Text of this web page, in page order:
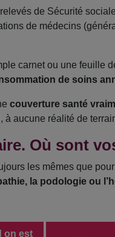
de Sécurité
de médecins
carnet ou une feuille
de soins
couverture santé
à aucune réalité de
Où sont
les mêmes que
la podologie ou
on est